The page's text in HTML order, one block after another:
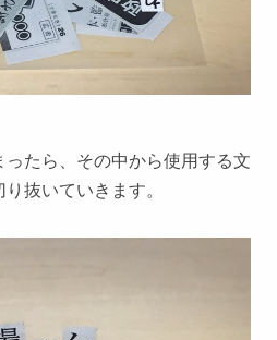
たら、その中から使用する文
抜いていきます。